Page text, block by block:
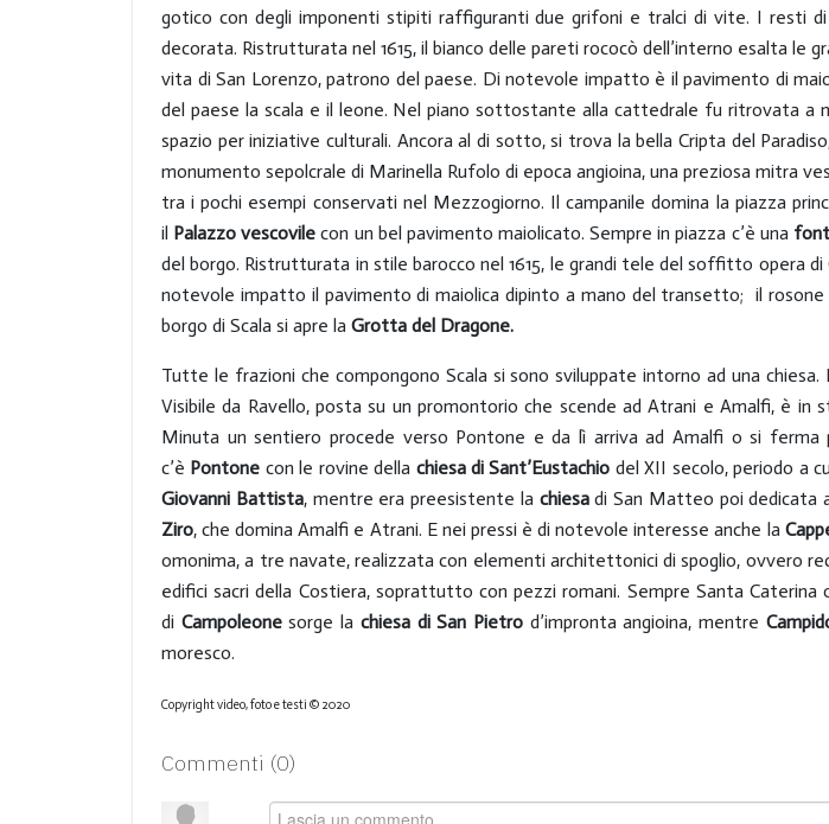
gotico con degli imponenti stipiti raffiguranti due grifoni e tralci di vite. I resti
decorata. Ristrutturata nel 1615, il bianco delle pareti rococò dell’interno esalta le
vita di San Lorenzo, patrono del paese. Di notevole impatto è il pavimento di
del paese la scala e il leone. Nel piano sottostante alla cattedrale fu ritrovata a
spazio per iniziative culturali. Ancora al di sotto, si trova la bella Cripta del
monumento sepolcrale di Marinella Rufolo di epoca angioina, una preziosa mitra
tra i pochi esempi conservati nel Mezzogiorno. Il campanile domina la piazza
il Palazzo vescovile con un bel pavimento maiolicato. Sempre in piazza c’è una
del borgo. Ristrutturata in stile barocco nel 1615, le grandi tele del soffitto opera
notevole impatto il pavimento di maiolica dipinto a mano del transetto; il
borgo di Scala si apre la Grotta del Dragone.
Tutte le frazioni che compongono Scala si sono sviluppate intorno ad una chiesa.
Visibile da Ravello, posta su un promontorio che scende ad Atrani e Amalfi, è
Minuta un sentiero procede verso Pontone e da lì arriva ad Amalfi o si ferma
c’è Pontone con le rovine della chiesa di Sant’Eustachio del XII secolo, periodo a
Giovanni Battista, mentre era preesistente la chiesadi San Matteo poi dedicata
Ziro, che domina Amalfi e Atrani. E nei pressi è di notevole interesse anche la
omonima, a tre navate, realizzata con elementi architettonici di spoglio, ovvero
edifici sacri della Costiera, soprattutto con pezzi romani. Sempre Santa Caterina
di Campoleonesorge la chiesa di San Pietrod’impronta angioina, mentre
moresco.
Copyright video, foto e testi © 2020
Commenti (0)